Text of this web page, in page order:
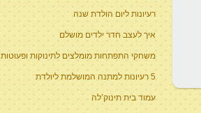
רעיונות ליום הולדת שנה
איך לעצב חדר ילדים מושלם
משחקי התפתחות מומלצים לתינוקות ופעוטות
5 רעיונות למתנה המושלמת ליולדת
עמוד בית תינוק’לה